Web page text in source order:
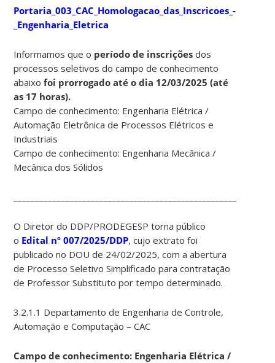
Portaria_003_CAC_Homologacao_das_Inscricoes_-
_Engenharia_Eletrica
Informamos que o período de inscrições dos
processos seletivos do campo de conhecimento
abaixofoi prorrogado até o dia 12/03/2025 (até
as 17 horas).
Campo de conhecimento: Engenharia Elétrica /
Automação Eletrônica de Processos Elétricos e
Industriais
Campo de conhecimento: Engenharia Mecânica /
Mecânica dos Sólidos
O Diretor do DDP/PRODEGESP torna público
o Edital nº 007/2025/DDP, cujo extrato foi
publicado no DOU de 24/02/2025, com a abertura
de Processo Seletivo Simplificado para contratação
de Professor Substituto por tempo determinado.
3.2.1.1 Departamento de Engenharia de Controle,
Automação e Computação – CAC
Campo de conhecimento: Engenharia Elétrica /